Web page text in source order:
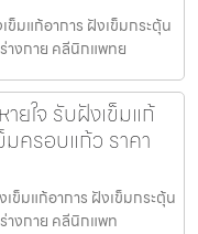
มแก้อาการ ฝังเข็มกระตุ้น
างกาย คลีนิกแพทย
ยใจ รับฝังเข็มแก้
ครอบแก้ว ราคา
ข็มแก้อาการ ฝังเข็มกระตุ้น
างกาย คลีนิกแพท